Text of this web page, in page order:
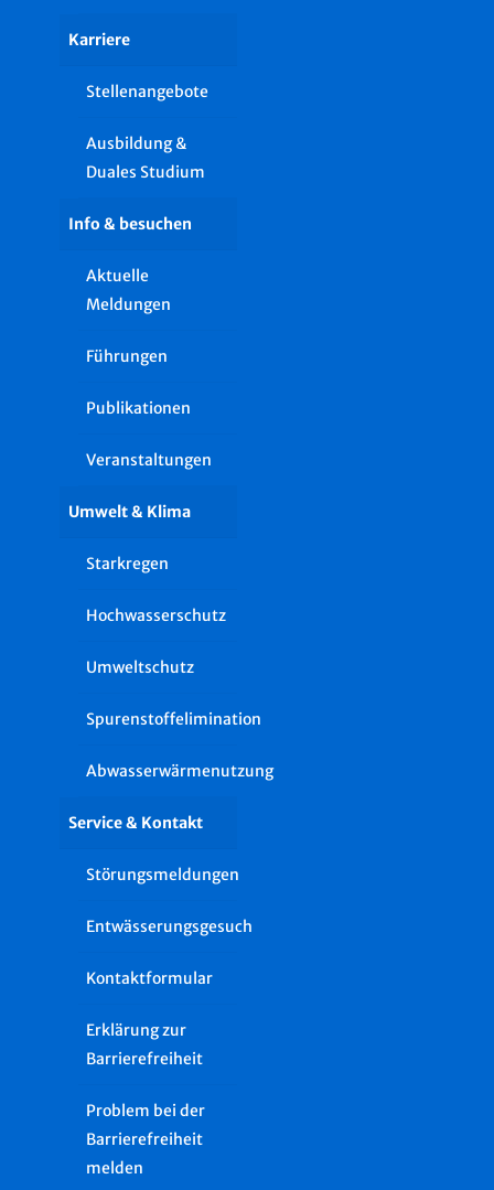
Karriere
Stellenangebote
Ausbildung &
Duales Studium
Info & besuchen
Aktuelle
Meldungen
Führungen
Publikationen
Veranstaltungen
Umwelt & Klima
Starkregen
Hochwasserschutz
Umweltschutz
Spurenstoffelimination
Abwasserwärmenutzung
Service & Kontakt
Störungsmeldungen
Entwässerungsgesuch
Kontaktformular
Erklärung zur
Barrierefreiheit
Problem bei der
Barrierefreiheit
melden